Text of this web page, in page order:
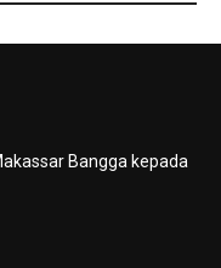
Bangga kepada